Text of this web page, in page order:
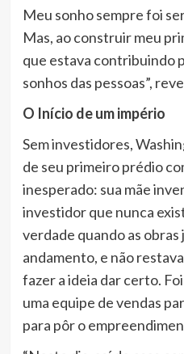
Meu sonho sempre foi
Mas, ao construir meu
que estava contribuindo
sonhos das pessoas”,
O Início de um império
Sem investidores,
de seu primeiro prédio
inesperado: sua mãe
investidor que nunca
verdade quando as obras
andamento, e não
fazer a ideia dar certo.
uma equipe de vendas
para pôr o